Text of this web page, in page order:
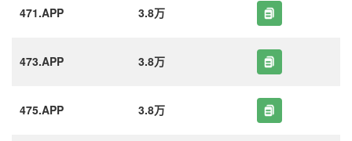
471.APP 3.8万
473.APP 3.8万
475.APP 3.8万